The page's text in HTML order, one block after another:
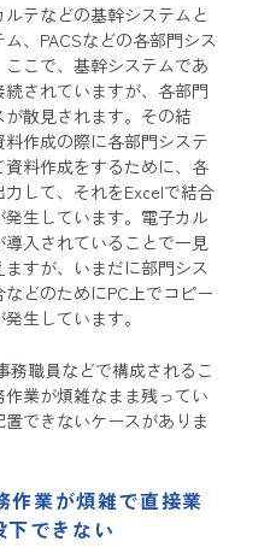
テなどの基幹システムと
、PACSなどの各部門シス
こで、基幹システムであ
されていますが、各部門
散見されます。その結
作成の際に各部門システ
料作成をするために、各
して、それをExcelで結合
生しています。電子カル
入されていることで一見
すが、いまだに部門シス
どのためにPC上でコピー
生しています。
務職員などで構成されるこ
業が煩雑なまま残ってい
できないケースがありま
作業が煩雑で直接業
できない